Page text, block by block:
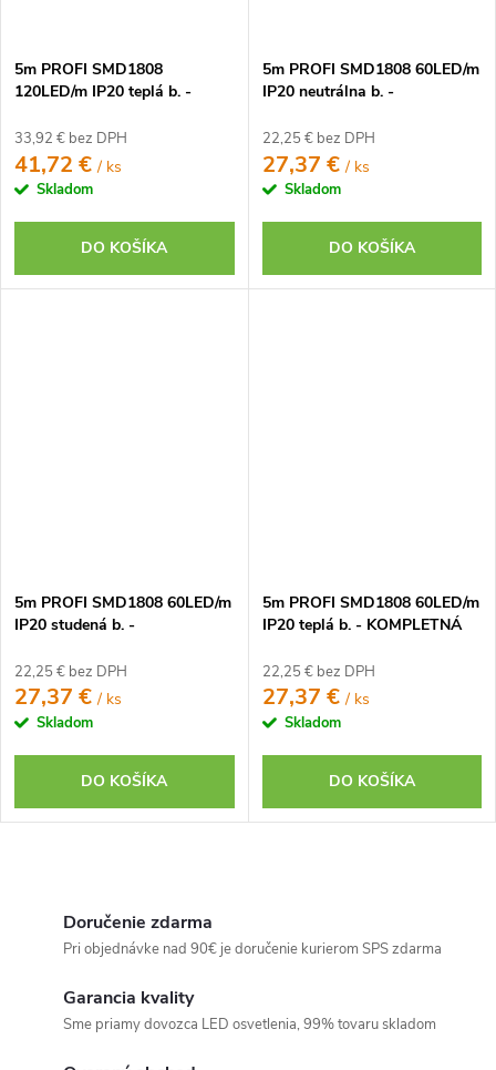
5m PROFI SMD1808
120LED/m IP20 teplá b. -
33,92 € bez DPH
41,72 €/ ks
Skladom
DO KOŠÍKA
5m PROFI SMD1808 60LED/m
IP20 neutrálna b. -
22,25 € bez DPH
27,37 €/ ks
Skladom
DO KOŠÍKA
5m PROFI SMD1808 60LED/m
IP20 studená b. -
22,25 € bez DPH
27,37 €/ ks
Skladom
DO KOŠÍKA
5m PROFI SMD1808 60LED/m
IP20 teplá b. - KOMPLETNÁ
22,25 € bez DPH
27,37 €/ ks
Skladom
DO KOŠÍKA
Doručenie zdarma
Pri objednávke nad 90€ je doručenie kurierom SPS zdarma
Garancia kvality
Sme priamy dovozca LED osvetlenia, 99% tovaru skladom